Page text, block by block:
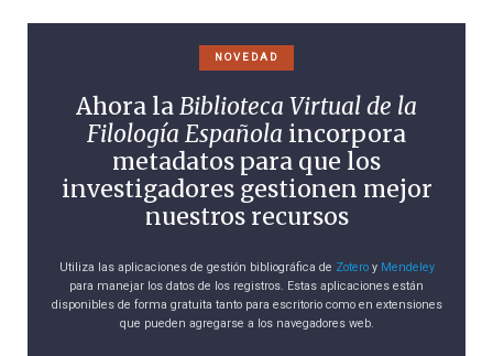
NOVEDAD
Ahora laBiblioteca Virtual de la
Filología Española incorpora
metadatos para que los
investigadores gestionen mejor
nuestros recursos
Utiliza las aplicaciones de gestión bibliográfica de Zoteroy Mendeley
para manejar los datos de los registros. Estas aplicaciones están
disponibles de forma gratuita tanto para escritorio como en extensiones
que pueden agregarse a los navegadores web.